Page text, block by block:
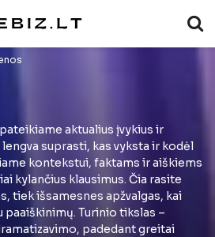
aktualius įvykius ir
suprasti, kas vyksta ir kodėl
kontekstui, faktams ir aiškiems
kylančius klausimus. Čia rasite
tiek išsamesnes apžvalgas, kai
paaiškinimų. Turinio tikslas –
padedant greitai